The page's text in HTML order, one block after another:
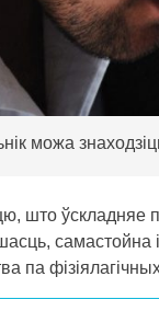
можа
што
самастойна
па